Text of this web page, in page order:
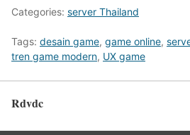
Categories: server Thailand
Tags: desain game, game online,
tren game modern, UX game
Rdvdc